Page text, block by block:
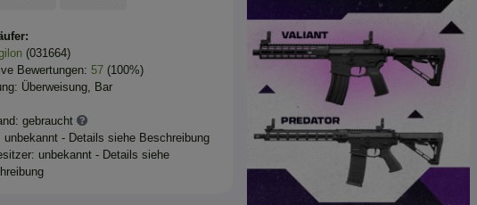
(031664)
Bewertungen: 57(100%)
Überweisung, Bar
gebraucht
unbekannt - Details siehe Beschreibung
unbekannt - Details siehe